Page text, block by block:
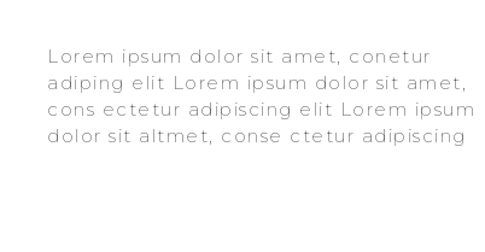
Lorem ipsum dolor sit amet, conetur
adiping elit Lorem ipsum dolor sit amet,
cons ectetur adipiscing elit Lorem ipsum
dolor sit altmet, conse ctetur adipiscing
elit aloma lomiur off silder tolos. Lorem
ipsum dolor sitlor amet, conetur adiping
elit Lorem ipsum dolor sit amet,